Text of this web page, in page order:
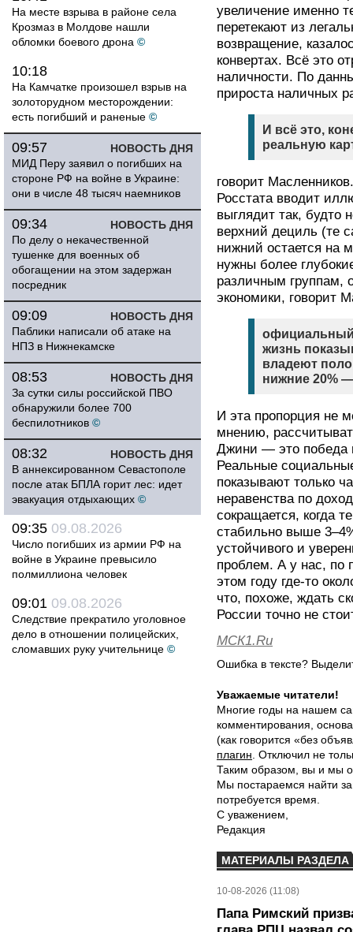
На месте взрыва в районе села
Крозмаз в Молдове нашли
обломки боевого дрона ©
10:18
На Камчатке произошел взрыв на
золоторудном месторождении:
есть погибший и раненые ©
НОВОСТЬ ДНЯ
09:57
МИД Перу заявил о погибших на
стороне РФ на войне в Украине:
они в числе 48 тысяч наемников
НОВОСТЬ ДНЯ
09:34
По делу о некачественной
тушенке для военных об
обогащении на этом задержан
посредник
НОВОСТЬ ДНЯ
09:09
Паблики написали об атаке на
НПЗ в Нижнекамске
НОВОСТЬ ДНЯ
08:53
За сутки силы российской ПВО
обнаружили более 700
беспилотников ©
НОВОСТЬ ДНЯ
08:32
В аннексированном Севастополе
после атак БПЛА горит лес: идет
эвакуация отдыхающих ©
09:35 09.08.2026
Число погибших из армии РФ на
войне в Украине превысило
полмиллиона человек
09:01 09.08.2026
Следствие прекратило уголовное
дело в отношении полицейских,
сломавших руку учительнице ©
увеличение именно
перетекают из
возвращение,
конвертах. Всё это
наличности. По
прироста наличных
И всё это,
реальную
говорит
Росстата вводит
выглядит так, будто
верхний дециль (те
нижний остается на
нужны более
различным группам,
экономики, говорит
официальный
жизнь
владеют
нижние 20%
И эта пропорция не
мнению,
Джини — это победа
Реальные
показывают только
неравенства по
сокращается, когда
стабильно выше
устойчивого и
проблем. А у нас, по
этом году где-то
что, похоже, ждать
России точно не
МСК1.Ru
Ошибка в тексте?
Уважаемые читатели!
Многие годы на нашем
комментирования,
(как говорится «без
плагин . Отключил не
Таким образом, вы и мы
Мы постараемся найти
потребуется время.
С уважением,
Редакция
МАТЕРИАЛЫ РАЗДЕЛА
10-08-2026 (11:08)
Папа Римский